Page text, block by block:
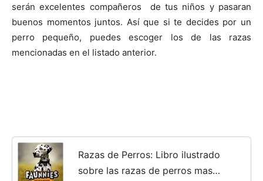
serán excelentes compañeros de tus niños y pasaran
buenos momentos juntos. Así que si te decides por un
perro pequeño, puedes escoger los de las razas
mencionadas en el listado anterior.
Razas de Perros: Libro ilustrado
sobre las razas de perros mas